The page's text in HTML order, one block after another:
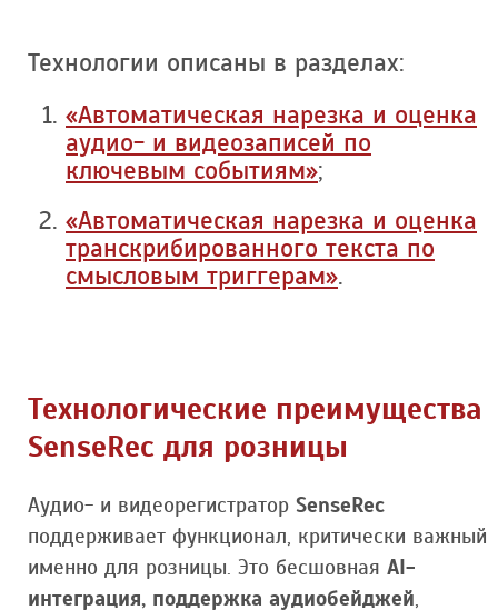
Технологии описаны в разделах:
«Автоматическая нарезка и оценка
аудио- и видеозаписей по
ключевым событиям»;
«Автоматическая нарезка и оценка
транскрибированного текста по
смысловым триггерам».
Технологические преимущества
SenseRec для розницы
Аудио- и видеорегистратор SenseRec
поддерживает функционал, критически важный
именно для розницы. Это бесшовная AI-
интеграция, поддержка аудиобейджей,